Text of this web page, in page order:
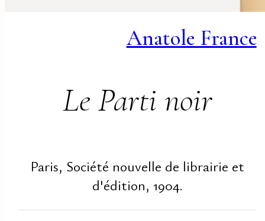
Anatole France
Le Parti noir
Paris, Société nouvelle de librairie et
d'édition, 1904.